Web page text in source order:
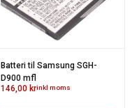
Batteri til Samsung SGH-
D900 mfl
146,00 krinkl moms